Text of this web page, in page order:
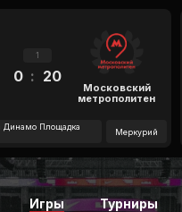
1
0 : 20
Московский
метрополитен
Динамо Площадка
Меркурий
Игры Турниры